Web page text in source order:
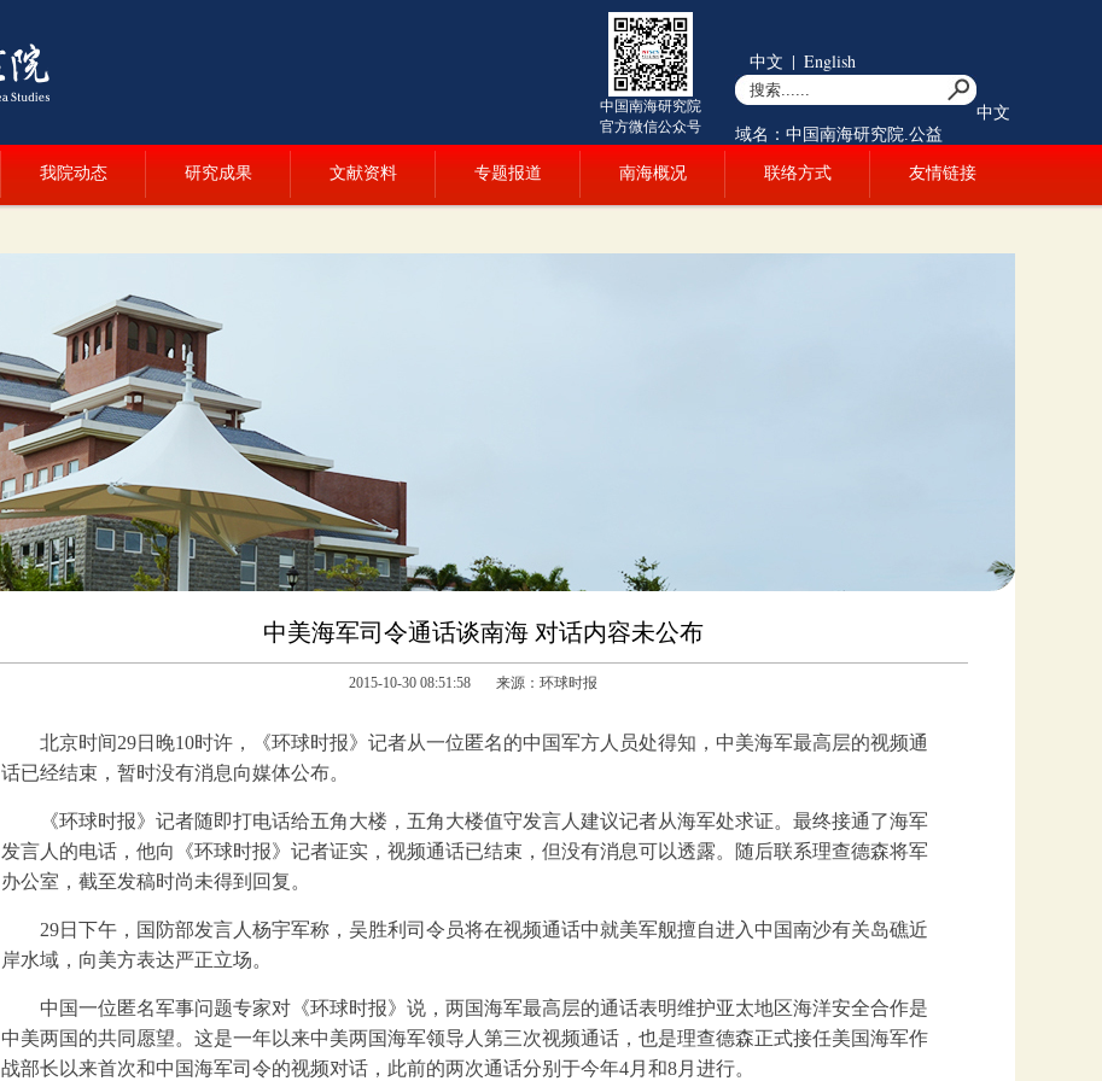
中国南海研究院
官方微信公众号
中文 | English
中文
域名：中国南海研究院.公益
我院动态 研究成果 文献资料 专题报道 南海概况 联络方式 友情链接
中美海军司令通话谈南海 对话内容未公布
2015-10-30 08:51:58 来源：环球时报
北京时间29日晚10时许，《环球时报》记者从一位匿名的中国军方人员处得知，中美海军最高层的视频通
话已经结束，暂时没有消息向媒体公布。
《环球时报》记者随即打电话给五角大楼，五角大楼值守发言人建议记者从海军处求证。最终接通了海军
发言人的电话，他向《环球时报》记者证实，视频通话已结束，但没有消息可以透露。随后联系理查德森将军
办公室，截至发稿时尚未得到回复。
29日下午，国防部发言人杨宇军称，吴胜利司令员将在视频通话中就美军舰擅自进入中国南沙有关岛礁近
岸水域，向美方表达严正立场。
中国一位匿名军事问题专家对《环球时报》说，两国海军最高层的通话表明维护亚太地区海洋安全合作是
中美两国的共同愿望。这是一年以来中美两国海军领导人第三次视频通话，也是理查德森正式接任美国海军作
战部长以来首次和中国海军司令的视频对话，此前的两次通话分别于今年4月和8月进行。